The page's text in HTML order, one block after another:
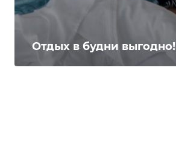
Отдых в будни выгодно!